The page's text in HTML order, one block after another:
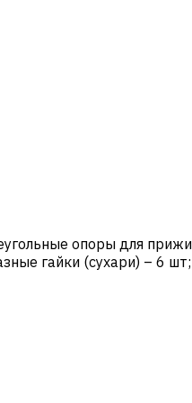
опоры для
гайки (сухари) – 6